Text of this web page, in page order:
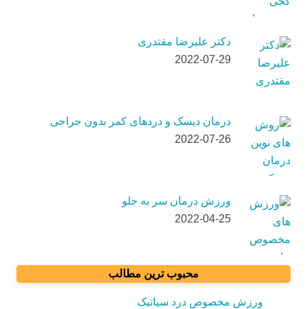
دکتر علیرضا مقتدری
2022-07-29
درمان دیسک و دردهای کمر بدون جراحی
2022-07-26
ورزش درمان سر به جلو
2022-04-25
محبوب ترین مطالب
ورزش مخصوص درد سیاتیک